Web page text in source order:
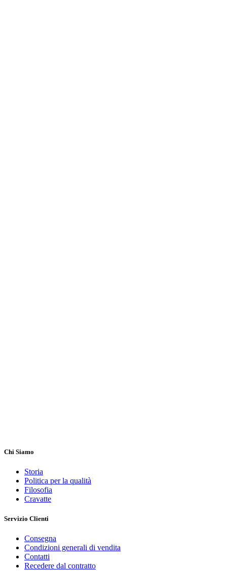
Chi Siamo
Storia
Politica per la qualità
Filosofia
Cravatte
Servizio Clienti
Consegna
Condizioni generali di vendita
Contatti
Recedere dal contratto